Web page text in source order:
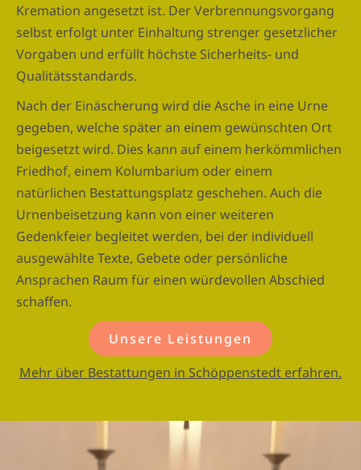
Kremation angesetzt ist. Der Verbrennungsvorgang
selbst erfolgt unter Einhaltung strenger gesetzlicher
Vorgaben und erfüllt höchste Sicherheits- und
Qualitätsstandards.
Nach der Einäscherung wird die Asche in eine Urne
gegeben, welche später an einem gewünschten Ort
beigesetzt wird. Dies kann auf einem herkömmlichen
Friedhof, einem Kolumbarium oder einem
natürlichen Bestattungsplatz geschehen. Auch die
Urnenbeisetzung kann von einer weiteren
Gedenkfeier begleitet werden, bei der individuell
ausgewählte Texte, Gebete oder persönliche
Ansprachen Raum für einen würdevollen Abschied
schaffen.
Unsere Leistungen
Mehr über Bestattungen in Schöppenstedt erfahren.